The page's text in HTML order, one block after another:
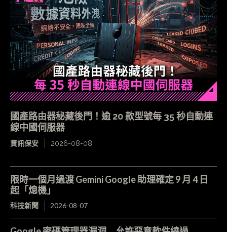
國產路由器秘藏後門！逾 20 款型號每 35 秒自動連
線中國伺服器
資訊保安 2026-08-08
限時一個月過渡 Gemini Google 助理確定 9 月 4 日
起「熄機」
科技新聞 2026-08-07